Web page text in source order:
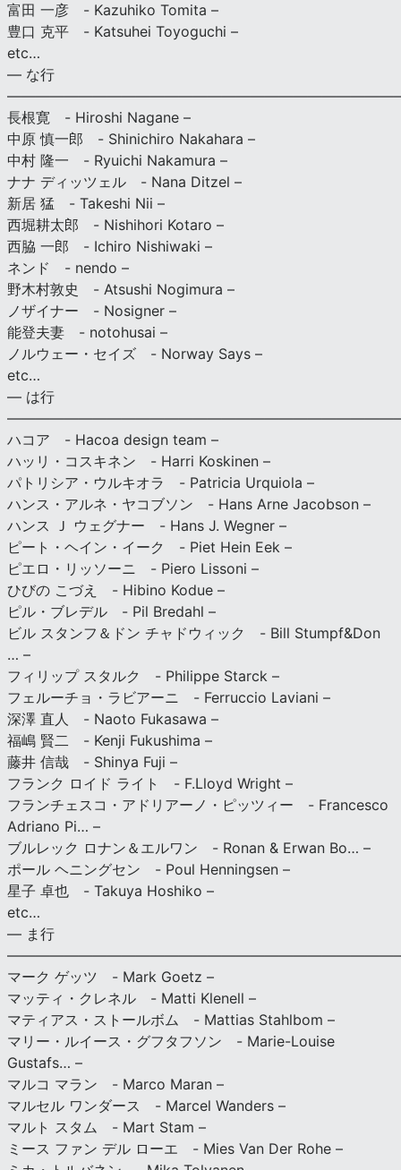
富田 一彦 - Kazuhiko Tomita –
豊口 克平 - Katsuhei Toyoguchi –
etc…
— な行
長根寛 - Hiroshi Nagane –
中原 慎一郎 - Shinichiro Nakahara –
中村 隆一 - Ryuichi Nakamura –
ナナ ディッツェル - Nana Ditzel –
新居 猛 - Takeshi Nii –
西堀耕太郎 - Nishihori Kotaro –
西脇 一郎 - Ichiro Nishiwaki –
ネンド - nendo –
野木村敦史 - Atsushi Nogimura –
ノザイナー - Nosigner –
能登夫妻 - notohusai –
ノルウェー・セイズ - Norway Says –
etc…
— は行
ハコア - Hacoa design team –
ハッリ・コスキネン - Harri Koskinen –
パトリシア・ウルキオラ - Patricia Urquiola –
ハンス・アルネ・ヤコブソン - Hans Arne Jacobson –
ハンス Ｊ ウェグナー - Hans J. Wegner –
ピート・ヘイン・イーク - Piet Hein Eek –
ピエロ・リッソーニ - Piero Lissoni –
ひびの こづえ - Hibino Kodue –
ピル・ブレデル - Pil Bredahl –
ビル スタンフ＆ドン チャドウィック - Bill Stumpf&Don
… –
フィリップ スタルク - Philippe Starck –
フェルーチョ・ラビアーニ - Ferruccio Laviani –
深澤 直人 - Naoto Fukasawa –
福嶋 賢二 - Kenji Fukushima –
藤井 信哉 - Shinya Fuji –
フランク ロイド ライト - F.Lloyd Wright –
フランチェスコ・アドリアーノ・ピッツィー - Francesco
Adriano Pi… –
ブルレック ロナン＆エルワン - Ronan & Erwan Bo… –
ポール ヘニングセン - Poul Henningsen –
星子 卓也 - Takuya Hoshiko –
etc…
— ま行
マーク ゲッツ - Mark Goetz –
マッティ・クレネル - Matti Klenell –
マティアス・ストールボム - Mattias Stahlbom –
マリー・ルイース・グフタフソン - Marie-Louise
Gustafs… –
マルコ マラン - Marco Maran –
マルセル ワンダース - Marcel Wanders –
マルト スタム - Mart Stam –
ミース ファン デル ローエ - Mies Van Der Rohe –